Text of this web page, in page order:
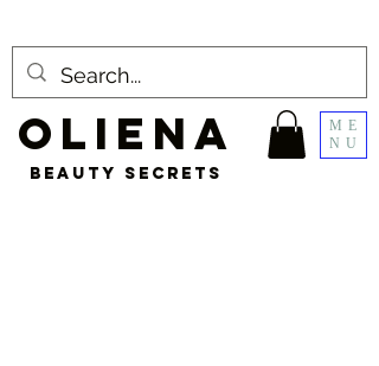
ME
NU
OLIENA
BEAUTY SECRETS